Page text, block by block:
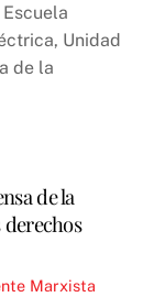
Unidad
de la
de la
Marxista